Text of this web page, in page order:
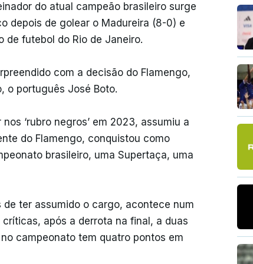
do atual campeão brasileiro surge
depois de golear o Madureira (8-0) e
de futebol do Rio de Janeiro.
com a decisão do Flamengo,
o português José Boto.
‘rubro negros’ em 2023, assumiu a
do Flamengo, conquistou como
brasileiro, uma Supertaça, uma
de ter assumido o cargo, acontece num
após a derrota na final, a duas
campeonato tem quatro pontos em